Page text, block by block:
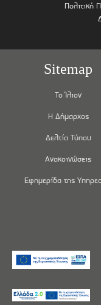
Πολιτική
Sitemap
Το Ίλιον
Η Δήμαρχος
Δελτία Τύπου
Ανακοινώσεις
Εφημερίδα της